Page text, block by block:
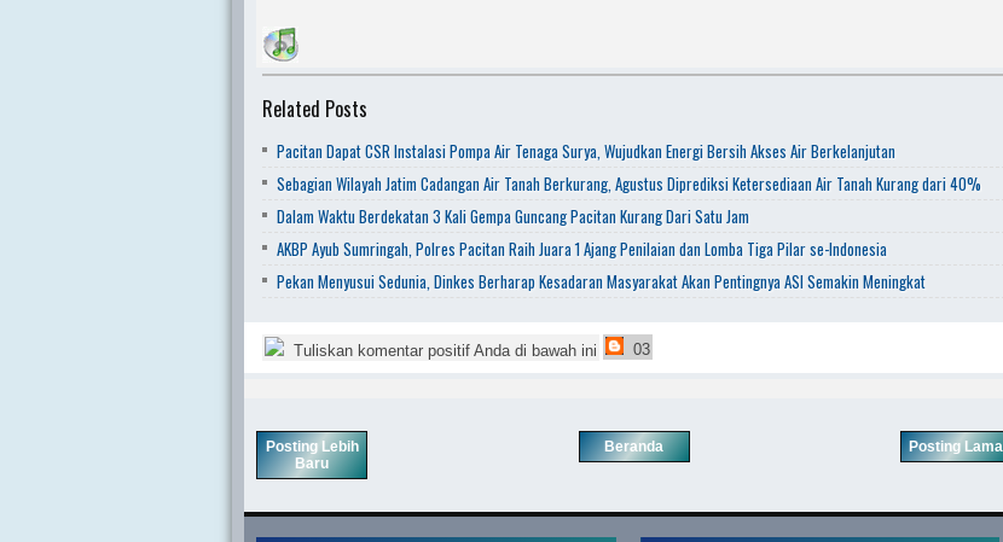
Related Posts
Pacitan Dapat CSR Instalasi Pompa Air Tenaga Surya, Wujudkan Energi Bersih Akses Air Berkelanjutan
Sebagian Wilayah Jatim Cadangan Air Tanah Berkurang, Agustus Diprediksi Ketersediaan Air Tanah Kurang dari 40%
Dalam Waktu Berdekatan 3 Kali Gempa Guncang Pacitan Kurang Dari Satu Jam
AKBP Ayub Sumringah, Polres Pacitan Raih Juara 1 Ajang Penilaian dan Lomba Tiga Pilar se-Indonesia
Pekan Menyusui Sedunia, Dinkes Berharap Kesadaran Masyarakat Akan Pentingnya ASI Semakin Meningkat
Tuliskan komentar positif Anda di bawah ini 03
Posting Lebih
Baru
Posting Lama
Beranda